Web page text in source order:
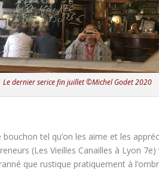
Le dernier serice fin juillet ©Michel Godet 2020
bouchon tel qu’on les aime et les
(Les Vieilles Canailles à Lyon
que rustique pratiquement à